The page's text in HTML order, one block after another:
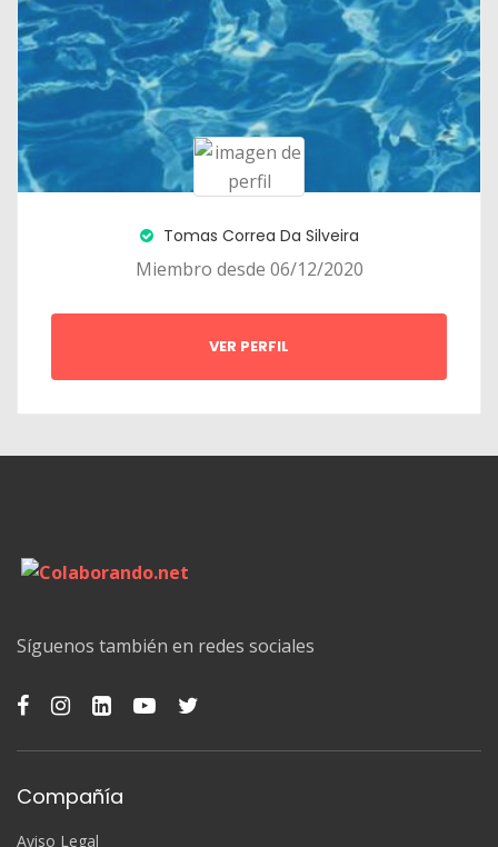
Tomas Correa Da Silveira
Miembro desde 06/12/2020
VER PERFIL
Síguenos también en redes sociales
Compañía
Aviso Legal